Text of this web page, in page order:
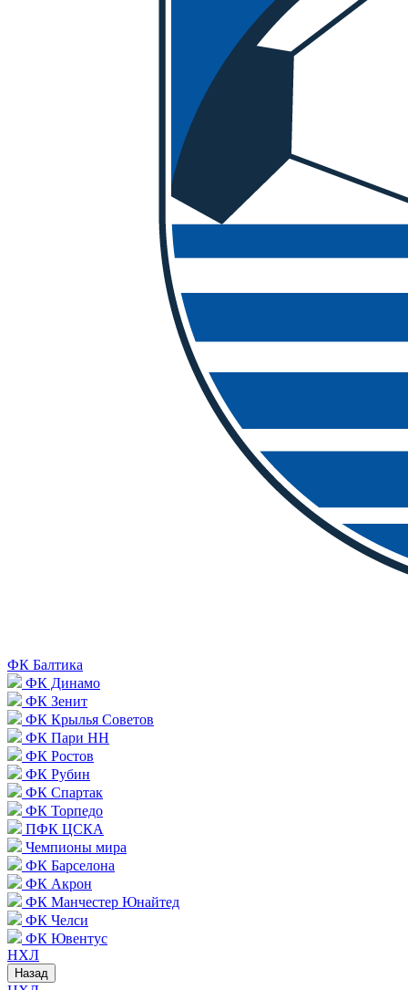
ФК Балтика
ФК Динамо
ФК Зенит
ФК Крылья Советов
ФК Пари НН
ФК Ростов
ФК Рубин
ФК Спартак
ФК Торпедо
ПФК ЦСКА
Чемпионы мира
ФК Барселона
ФК Акрон
ФК Манчестер Юнайтед
ФК Челси
ФК Ювентус
НХЛ
Назад